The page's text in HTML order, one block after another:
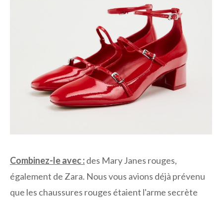
Combinez-le avec :des Mary Janes rouges,
également de Zara. Nous vous avions déjà prévenu
que les chaussures rouges étaient l'arme secrète